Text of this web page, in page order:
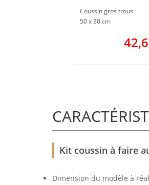
Coussin gros trous
50 x 30 cm
Kit coussin à faire
Dimension du modèle à